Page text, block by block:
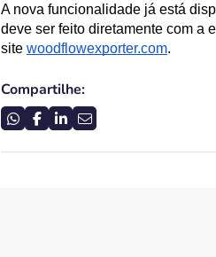
A nova funcionalidade já está
deve ser feito diretamente com a
site woodflowexporter.com.
Compartilhe: